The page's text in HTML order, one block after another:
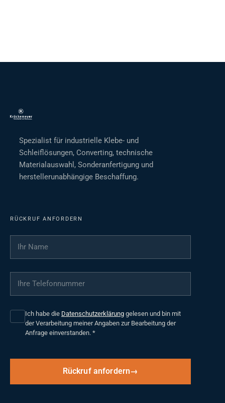
Spezialist für industrielle Klebe- und
Schleiflösungen, Converting, technische
Materialauswahl, Sonderanfertigung und
herstellerunabhängige Beschaffung.
RÜCKRUF ANFORDERN
Ihr Name
Ihre Telefonnummer
Ich habe die Datenschutzerklärung gelesen und bin mit
der Verarbeitung meiner Angaben zur Bearbeitung der
Anfrage einverstanden. *
Rückruf anfordern